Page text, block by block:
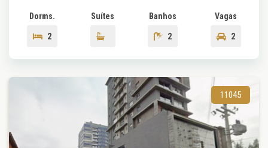
Dorms.
2
Suítes Banhos
2
Vagas
2
11045